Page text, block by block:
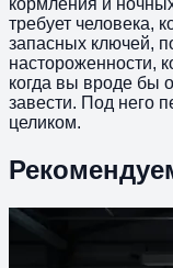
требует человека,
запасных ключей,
настороженности,
когда вы вроде бы
завести. Под него
целиком.